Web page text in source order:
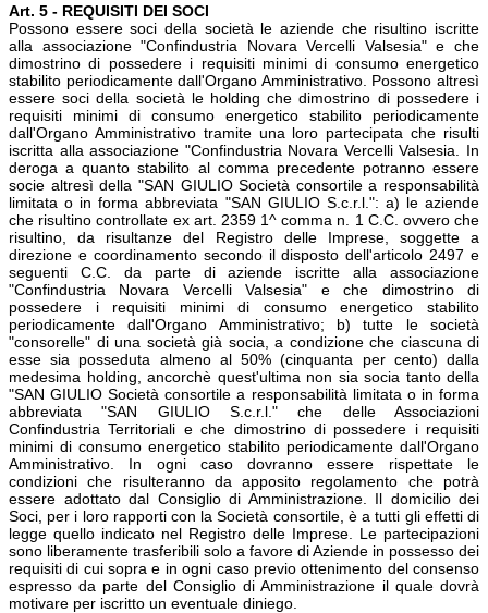
Art. 5 - REQUISITI DEI SOCI
Possono essere soci della società le aziende che risultino iscritte
alla associazione "Confindustria Novara Vercelli Valsesia" e che
dimostrino di possedere i requisiti minimi di consumo energetico
stabilito periodicamente dall'Organo Amministrativo. Possono altresì
essere soci della società le holding che dimostrino di possedere i
requisiti minimi di consumo energetico stabilito periodicamente
dall'Organo Amministrativo tramite una loro partecipata che risulti
iscritta alla associazione "Confindustria Novara Vercelli Valsesia. In
deroga a quanto stabilito al comma precedente potranno essere
socie altresì della "SAN GIULIO Società consortile a responsabilità
limitata o in forma abbreviata "SAN GIULIO S.c.r.l.": a) le aziende
che risultino controllate ex art. 2359 1^ comma n. 1 C.C. ovvero che
risultino, da risultanze del Registro delle Imprese, soggette a
direzione e coordinamento secondo il disposto dell'articolo 2497 e
seguenti C.C. da parte di aziende iscritte alla associazione
"Confindustria Novara Vercelli Valsesia" e che dimostrino di
possedere i requisiti minimi di consumo energetico stabilito
periodicamente dall'Organo Amministrativo; b) tutte le società
"consorelle" di una società già socia, a condizione che ciascuna di
esse sia posseduta almeno al 50% (cinquanta per cento) dalla
medesima holding, ancorchè quest'ultima non sia socia tanto della
"SAN GIULIO Società consortile a responsabilità limitata o in forma
abbreviata "SAN GIULIO S.c.r.l." che delle Associazioni
Confindustria Territoriali e che dimostrino di possedere i requisiti
minimi di consumo energetico stabilito periodicamente dall'Organo
Amministrativo. In ogni caso dovranno essere rispettate le
condizioni che risulteranno da apposito regolamento che potrà
essere adottato dal Consiglio di Amministrazione. Il domicilio dei
Soci, per i loro rapporti con la Società consortile, è a tutti gli effetti di
legge quello indicato nel Registro delle Imprese. Le partecipazioni
sono liberamente trasferibili solo a favore di Aziende in possesso dei
requisiti di cui sopra e in ogni caso previo ottenimento del consenso
espresso da parte del Consiglio di Amministrazione il quale dovrà
motivare per iscritto un eventuale diniego.